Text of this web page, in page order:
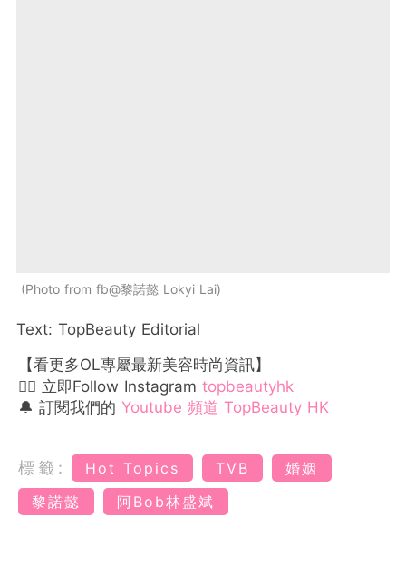
Photo from fb@黎諾懿 Lokyi Lai
Text: TopBeauty Editorial
【看更多OL專屬最新美容時尚資訊】
👉🏻 立即Follow Instagram topbeautyhk
🔔 訂閱我們的 Youtube 頻道 TopBeauty HK
標籤: Hot Topics TVB
婚姻
黎諾懿
阿Bob林盛斌